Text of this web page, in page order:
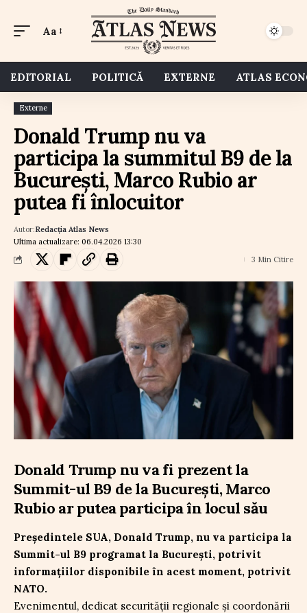
Aa
EDITORIAL POLITICĂ EXTERNE ATLAS
Externe
Donald Trump nu va
participa la summitul B9 de la
București, Marco Rubio ar
putea fi înlocuitor
Ultima actualizare: 06.04.2026 13:30
Autor:Redacția Atlas News
3 Min Citire
Donald Trump nu va fi prezent la
Summit-ul B9 de la București, Marco
Rubio ar putea participa în locul său
Președintele SUA, Donald Trump, nu va participa la
Summit-ul B9 programat la București, potrivit
informațiilor disponibile în acest moment, potrivit
NATO.
Evenimentul, dedicat securității regionale și coordonării